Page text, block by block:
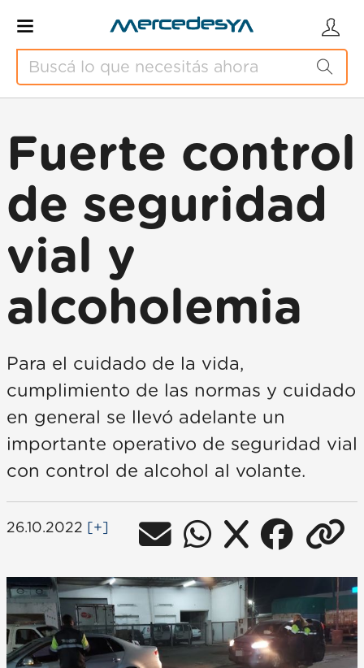
Fuerte control
de seguridad
vial y
alcoholemia
Para el cuidado de la vida,
cumplimiento de las normas y cuidado
en general se llevó adelante un
importante operativo de seguridad vial
con control de alcohol al volante.
26.10.2022 [+]